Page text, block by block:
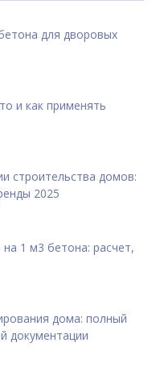
для дворовых
и как применять
строительства домов:
2025
1 м3 бетона: расчет,
дома: полный
документации